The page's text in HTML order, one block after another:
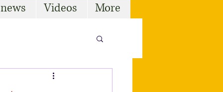
Videos More